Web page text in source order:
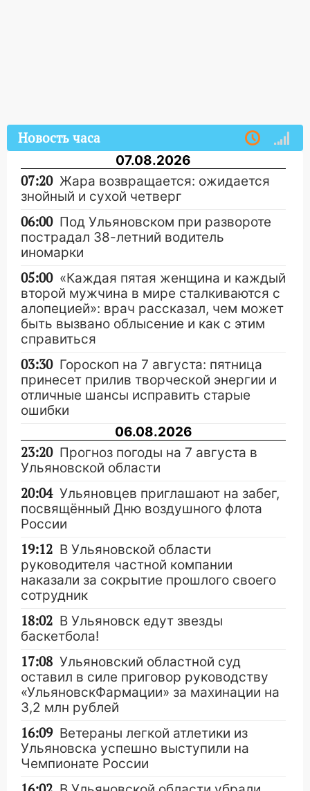
Новость часа
07.08.2026
07:20 Жара возвращается: ожидается
знойный и сухой четверг
06:00 Под Ульяновском при развороте
пострадал 38-летний водитель
иномарки
05:00 «Каждая пятая женщина и каждый
второй мужчина в мире сталкиваются с
алопецией»: врач рассказал, чем может
быть вызвано облысение и как с этим
справиться
03:30 Гороскоп на 7 августа: пятница
принесет прилив творческой энергии и
отличные шансы исправить старые
ошибки
06.08.2026
23:20 Прогноз погоды на 7 августа в
Ульяновской области
20:04 Ульяновцев приглашают на забег,
посвящённый Дню воздушного флота
России
19:12 В Ульяновской области
руководителя частной компании
наказали за сокрытие прошлого своего
сотрудник
18:02 В Ульяновск едут звезды
баскетбола!
17:08 Ульяновский областной суд
оставил в силе приговор руководству
«УльяновскФармации» за махинации на
3,2 млн рублей
16:09 Ветераны легкой атлетики из
Ульяновска успешно выступили на
Чемпионате России